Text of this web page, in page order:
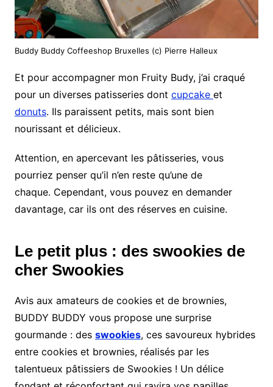
Buddy Buddy Coffeeshop Bruxelles (c) Pierre Halleux
Et pour accompagner mon Fruity Budy, j’ai craqué
pour un diverses patisseries dont cupcake et
donuts. Ils paraissent petits, mais sont bien
nourissant et délicieux.
Attention, en apercevant les pâtisseries, vous
pourriez penser qu’il n’en reste qu’une de
chaque. Cependant, vous pouvez en demander
davantage, car ils ont des réserves en cuisine.
Le petit plus : des swookies de
cher Swookies
Avis aux amateurs de cookies et de brownies,
BUDDY BUDDY vous propose une surprise
gourmande : des swookies, ces savoureux hybrides
entre cookies et brownies, réalisés par les
talentueux pâtissiers de Swookies ! Un délice